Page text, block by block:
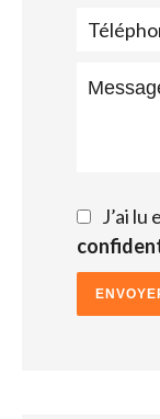
J’ai lu